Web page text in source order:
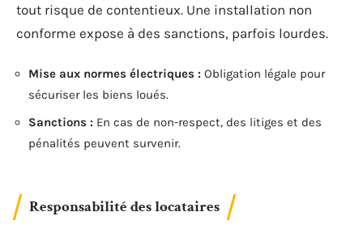
tout risque de contentieux. Une installation non
conforme expose à des sanctions, parfois lourdes.
Mise aux normes électriques : Obligation légale pour
sécuriser les biens loués.
Sanctions : En cas de non-respect, des litiges et des
pénalités peuvent survenir.
Responsabilité des locataires